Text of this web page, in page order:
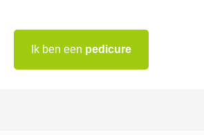
Ik ben een pedicure